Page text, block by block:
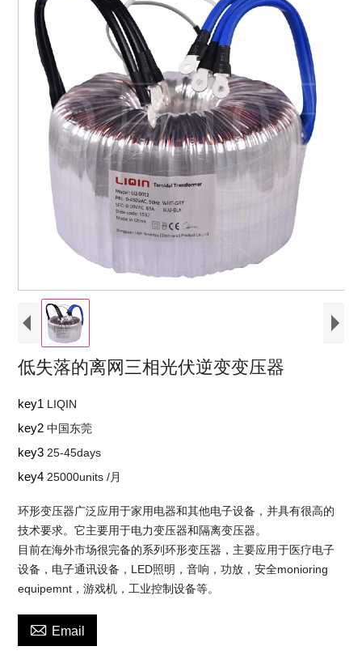
低失落的离网三相光伏逆变变压器
key1 LIQIN
key2中国东莞
key3 25-45days
key4 25000units /月
环形变压器广泛应用于家用电器和其他电子设备，并具有很高的
技术要求。它主要用于电力变压器和隔离变压器。
目前在海外市场很完备的系列环形变压器，主要应用于医疗电子
设备，电子通讯设备，LED照明，音响，功放，安全monioring
equipemnt，游戏机，工业控制设备等。
 Email